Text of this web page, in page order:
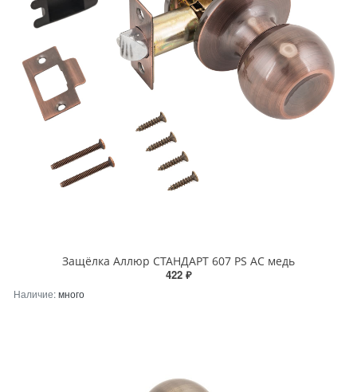
Защёлка Аллюр СТАНДАРТ 607 PS AC медь
422 ₽
Наличие:много